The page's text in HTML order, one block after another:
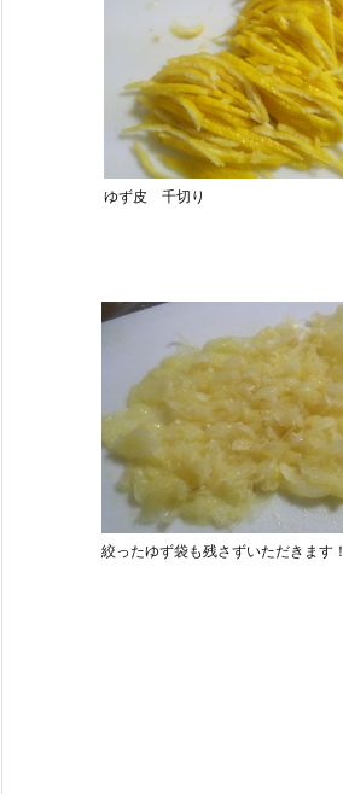
ゆず皮 千切り
絞ったゆず袋も残さずいただきます！